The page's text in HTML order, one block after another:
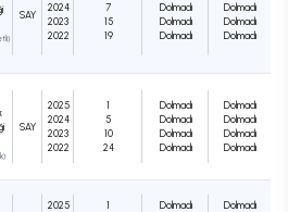
SAY
2024
2023
2022
7
15
19
Dolmadı
Dolmadı
Dolmadı
Dolmadı
Dolmadı
Dolmadı
SAY
2025
2024
2023
2022
1
5
10
24
Dolmadı
Dolmadı
Dolmadı
Dolmadı
Dolmadı
Dolmadı
Dolmadı
Dolmadı
2025
1
Dolmadı
Dolmadı